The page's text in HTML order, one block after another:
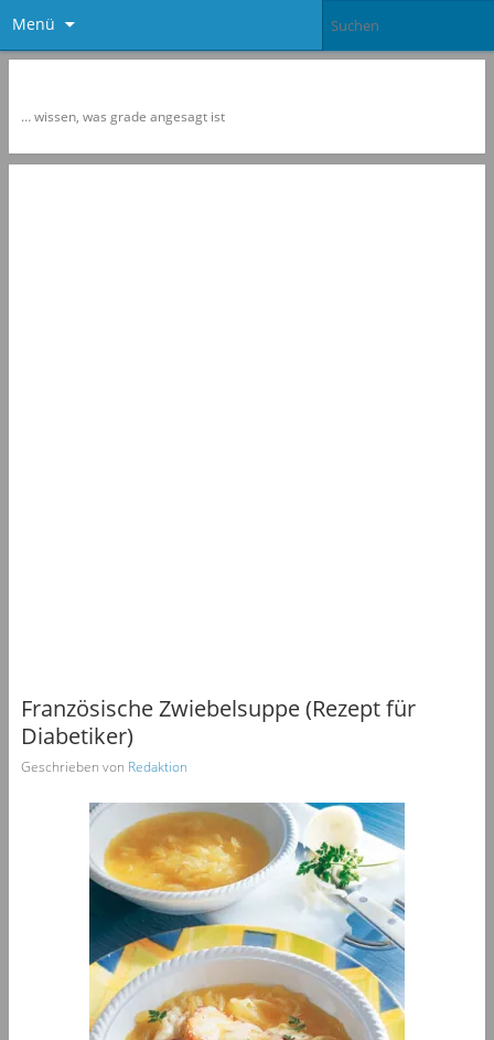
Menü
… wissen, was grade angesagt ist
Französische Zwiebelsuppe (Rezept für
Diabetiker)
Geschrieben von Redaktion